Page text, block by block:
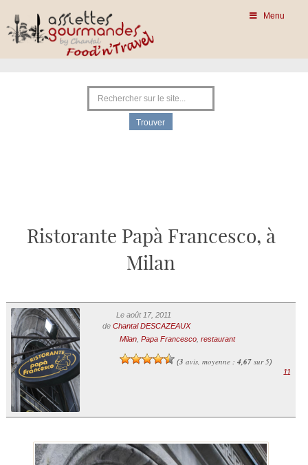
Menu
Ristorante Papà Francesco, à
Milan
Le août 17, 2011
de Chantal DESCAZEAUX
Milan, Papa Francesco, restaurant
(3 avis, moyenne : 4,67sur 5)
11